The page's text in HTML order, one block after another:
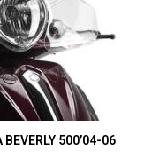
500’04-06